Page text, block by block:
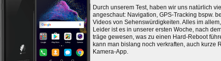
Durch unserem Test, haben wir uns natürlich
angeschaut: Navigation, GPS-Tracking bspw.
Videos von Sehenswürdigkeiten. Alles im
Leider ist es in unserer ersten Woche, nach
träge gewesen, was zu einen Hard-Reboot
kann man bislang noch verkraften, auch kurze
Kamera-App.